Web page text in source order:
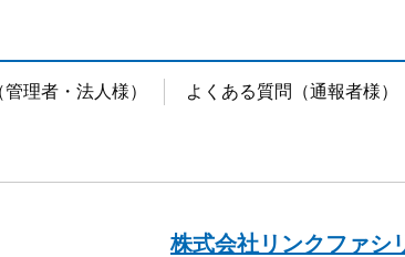
理者・法人様） よくある質問（通報者様）
株式会社リンクファシ